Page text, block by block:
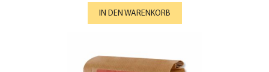
IN DEN WARENKORB